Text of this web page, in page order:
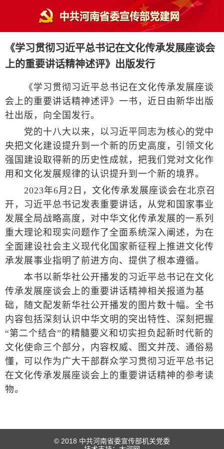
《学习贯彻习近平总书记在文化传承发展座谈会
上的重要讲话精神述评》出版发行
《学习贯彻习近平总书记在文化传承发展座谈
会上的重要讲话精神述评》一书，近日由新华出版
社出版，向全国发行。
党的十八大以来，以习近平同志为核心的党中
央把文化建设提升到一个新的历史高度，引领文化
强国建设取得新的历史性成就，把我们党对文化作
用和文化发展规律的认识提升到一个新的境界。
2023年6月2日，文化传承发展座谈会在北京召
开，习近平总书记发表重要讲话，从党和国家事业
发展全局战略高度，对中华文化传承发展的一系列
重大理论和现实问题作了全面系统深入阐述，为在
全面建设社会主义现代化国家新征程上推进文化传
承发展事业指明了前进方向、提供了根本遵循。
本书以新华社公开播发的习近平总书记在文化
传承发展座谈会上的重要讲话精神相关报道为基
础，随文配发新华社公开播发的图片数十幅。全书
内容包括深刻认识中华文明的突出特性、深刻把握
“第二个结合”的精髓要义和切实担负起新时代新的
文化使命三个部分，内容权威、图文并茂、通俗易
懂，可以作为广大干部群众学习贯彻习近平总书记
在文化传承发展座谈会上的重要讲话精神的参考读
物。
© 2018 中共河南省委宣传部机关党委